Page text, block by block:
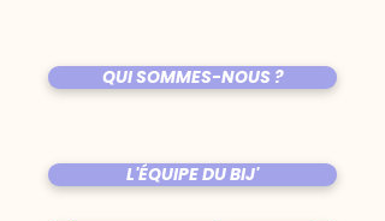
QUI SOMMES-NOUS ?
L'ÉQUIPE DU BIJ'